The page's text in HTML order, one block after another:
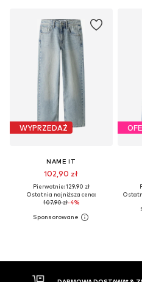
WYPRZEDAŻ
NAME IT
102,90 zł
Pierwotnie: 129,90 zł
Ostatnia najniższa cena:
107,90 zł-4%